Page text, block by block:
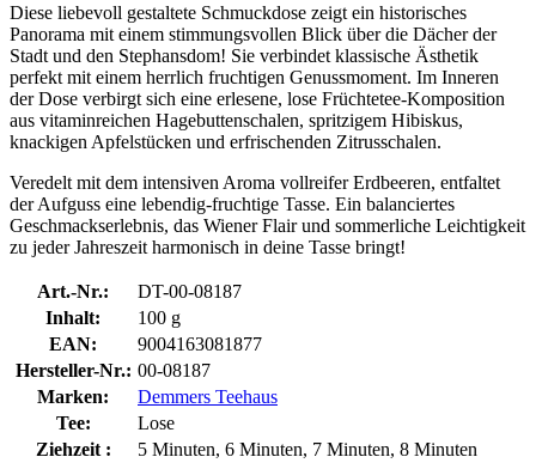
Diese liebevoll gestaltete Schmuckdose zeigt ein historisches
Panorama mit einem stimmungsvollen Blick über die Dächer der
Stadt und den Stephansdom! Sie verbindet klassische Ästhetik
perfekt mit einem herrlich fruchtigen Genussmoment. Im Inneren
der Dose verbirgt sich eine erlesene, lose Früchtetee-Komposition
aus vitaminreichen Hagebuttenschalen, spritzigem Hibiskus,
knackigen Apfelstücken und erfrischenden Zitrusschalen.
Veredelt mit dem intensiven Aroma vollreifer Erdbeeren, entfaltet
der Aufguss eine lebendig-fruchtige Tasse. Ein balanciertes
Geschmackserlebnis, das Wiener Flair und sommerliche Leichtigkeit
zu jeder Jahreszeit harmonisch in deine Tasse bringt!
Art.-Nr.:
DT-00-08187
Inhalt:
100 g
EAN:
9004163081877
Hersteller-Nr.: 00-08187
Marken:
Demmers Teehaus
Tee:
Lose
Ziehzeit :
5 Minuten, 6 Minuten, 7 Minuten, 8 Minuten